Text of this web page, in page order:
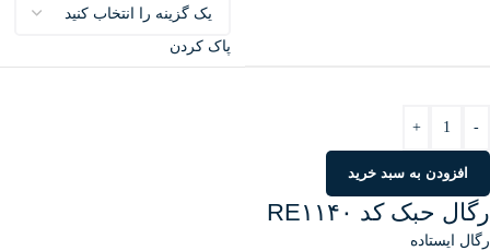
پاک کردن
-
+
افزودن به سبد خرید
رگال حبک کد RE۱۱۴۰
رگال ایستاده